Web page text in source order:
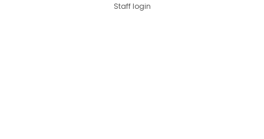
Staff login